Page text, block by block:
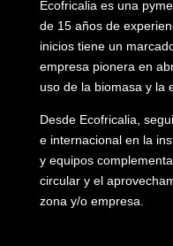
Ecofricalia es una
de 15 años de
inicios tiene un
empresa pionera en
uso de la biomasa y la
Desde Ecofricalia,
e internacional en la
y equipos
circular y el
zona y/o empresa.